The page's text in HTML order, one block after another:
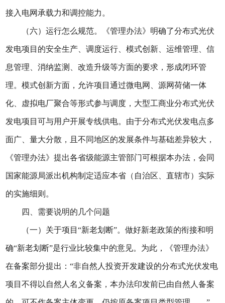
接入电网承载力和调控能力。
（六）运行怎么规范。《管理办法》明确了分布式光伏
发电项目的安全生产、调度运行、模式创新、运维管理、信
息管理、消纳监测、改造升级等方面的要求，形成闭环管
理。模式创新方面，允许项目通过微电网、源网荷储一体
化、虚拟电厂聚合等形式参与调度，大型工商业分布式光伏
发电项目可与用户开展专线供电。由于分布式光伏发电点多
面广、量大分散，且不同地区的发展条件与基础差异较大，
《管理办法》提出各省级能源主管部门可根据本办法，会同
国家能源局派出机构制定适应本省（自治区、直辖市）实际
的实施细则。
四、需要说明的几个问题
（一）关于项目“新老划断”。做好新老政策的衔接和明
确“新老划断”是行业比较集中的意见。为此，《管理办法》
在备案部分提出：“非自然人投资开发建设的分布式光伏发电
项目不得以自然人名义备案，本办法印发前已由自然人备案